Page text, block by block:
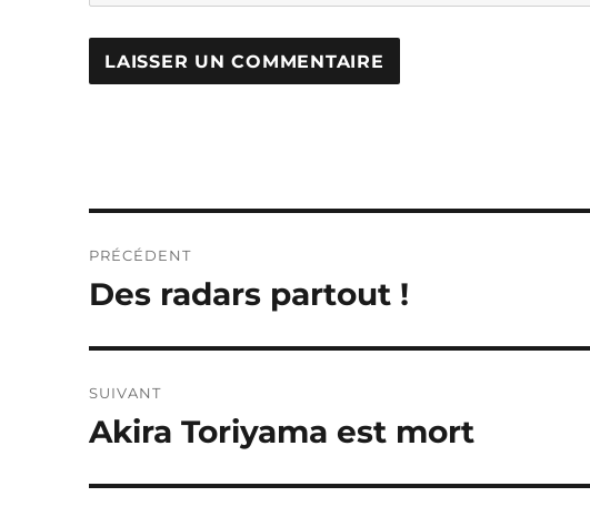
de
PRÉCÉDENT
Publication
Des radars partout !
SUIVANT
Publication
Akira Toriyama est mort